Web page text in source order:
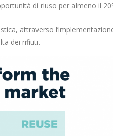
di riuso per almeno il
attraverso
dei rifiuti.